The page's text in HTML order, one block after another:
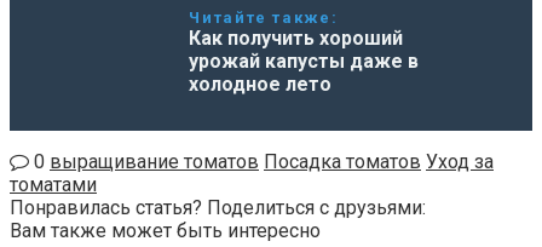
Читайте также:
Как получить хороший
урожай капусты даже в
холодное лето
0 выращивание томатов Посадка томатов Уход за
томатами
Понравилась статья? Поделиться с друзьями:
Вам также может быть интересно